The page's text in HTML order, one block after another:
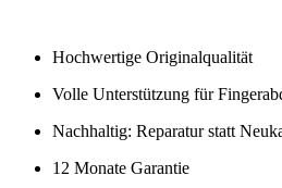
Hochwertige Originalqualität
Volle Unterstützung für
Nachhaltig: Reparatur statt
12 Monate Garantie